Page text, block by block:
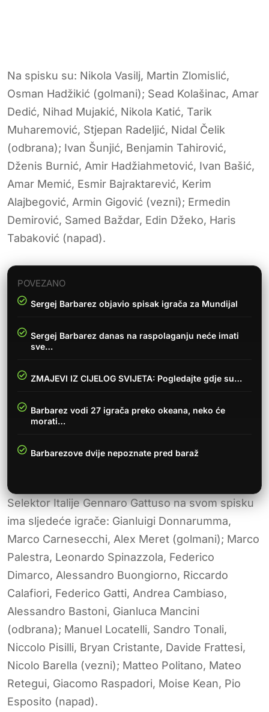
Na spisku su: Nikola Vasilj, Martin Zlomislić,
Osman Hadžikić (golmani); Sead Kolašinac, Amar
Dedić, Nihad Mujakić, Nikola Katić, Tarik
Muharemović, Stjepan Radeljić, Nidal Čelik
(odbrana); Ivan Šunjić, Benjamin Tahirović,
Dženis Burnić, Amir Hadžiahmetović, Ivan Bašić,
Amar Memić, Esmir Bajraktarević, Kerim
Alajbegović, Armin Gigović (vezni); Ermedin
Demirović, Samed Baždar, Edin Džeko, Haris
Tabaković (napad).
POVEZANO
Sergej Barbarez objavio spisak igrača za Mundijal
Sergej Barbarez danas na raspolaganju neće imati
sve…
ZMAJEVI IZ CIJELOG SVIJETA: Pogledajte gdje su…
Barbarez vodi 27 igrača preko okeana, neko će
morati…
Barbarezove dvije nepoznate pred baraž
Selektor Italije Gennaro Gattuso na svom spisku
ima sljedeće igrače: Gianluigi Donnarumma,
Marco Carnesecchi, Alex Meret (golmani); Marco
Palestra, Leonardo Spinazzola, Federico
Dimarco, Alessandro Buongiorno, Riccardo
Calafiori, Federico Gatti, Andrea Cambiaso,
Alessandro Bastoni, Gianluca Mancini
(odbrana); Manuel Locatelli, Sandro Tonali,
Niccolo Pisilli, Bryan Cristante, Davide Frattesi,
Nicolo Barella (vezni); Matteo Politano, Mateo
Retegui, Giacomo Raspadori, Moise Kean, Pio
Esposito (napad).